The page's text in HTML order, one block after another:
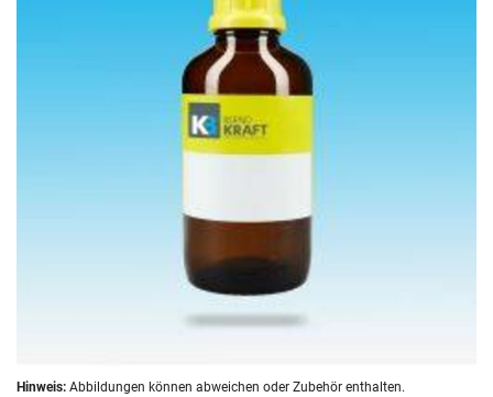
Zum
Hinweis: Abbildungen können abweichen oder Zubehör enthalten.